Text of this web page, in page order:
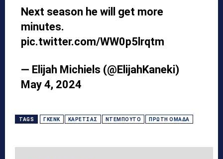
Next season he will get more
minutes.
pic.twitter.com/WW0p5lrqtm
— Elijah Michiels (@ElijahKaneki)
May 4, 2024
TAGS ΓΚΈΝΚ ΚΑΡΈΤΣΑΣ ΝΤΕΜΠΟΎΤΟ ΠΡΏΤΗ ΟΜΆΔΑ